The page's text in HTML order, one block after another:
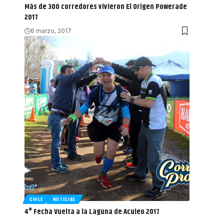
Más de 300 corredores vivieron El Origen Powerade
2017
6 marzo, 2017
CHILE NOTICIAS
4° Fecha Vuelta a la Laguna de Aculeo 2017